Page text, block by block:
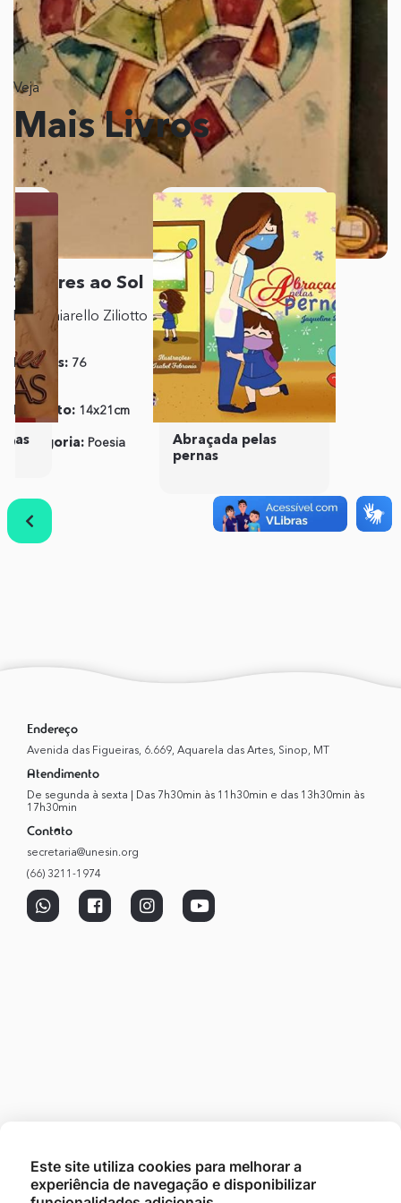
Sabores ao Sol
Leni Chiarello Ziliotto
Páginas: 76 Editora:Ações
Literárias
Formato: 14x21cm 9786599014895
Categoria: Poesia Publicação:01 de
Março de 2020
Veja
Mais Livros
Abraçada pelas
pernas
Endereço
Avenida das Figueiras, 6.669, Aquarela das Artes, Sinop, MT
Atendimento
De segunda à sexta | Das 7h30min às 11h30min e das 13h30min às
17h30min
Contato
secretaria@unesin.org
(66) 3211-1974
Este site utiliza cookies para melhorar a
experiência de navegação e disponibilizar